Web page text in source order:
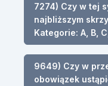
7274) Czy w tej
najbliższym
Kategorie: A, B,
9649) Czy w
obowiązek